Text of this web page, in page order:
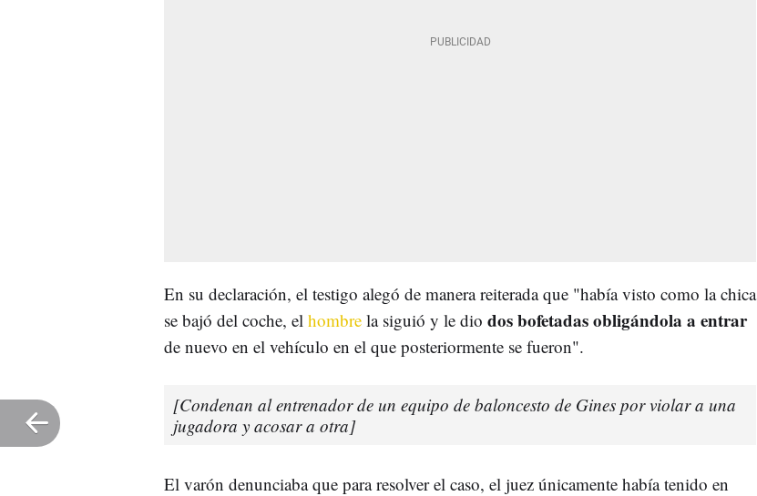
En su declaración, el testigo alegó de manera reiterada que "había visto como la chica
se bajó del coche, el hombre la siguió y le dio dos bofetadas obligándola a entrar
de nuevo en el vehículo en el que posteriormente se fueron".
[Condenan al entrenador de un equipo de baloncesto de Gines por violar a una
jugadora y acosar a otra]
El varón denunciaba que para resolver el caso, el juez únicamente había tenido en